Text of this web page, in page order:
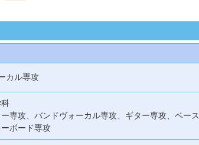
カル専攻
専攻、バンドヴォーカル専攻、ギター専攻、ベース
ボード専攻